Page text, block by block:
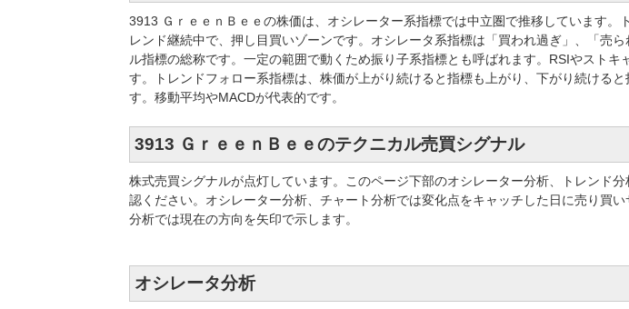
3913 ＧｒｅｅｎＢｅｅの株価は、オシレーター系指標では中立圏で推移しています。
レンド継続中で、押し目買いゾーンです。オシレータ系指標は「買われ過ぎ」、「売
ル指標の総称です。一定の範囲で動くため振り子系指標とも呼ばれます。RSIやストキ
す。トレンドフォロー系指標は、株価が上がり続けると指標も上がり、下がり続ける
す。移動平均やMACDが代表的です。
3913 ＧｒｅｅｎＢｅｅのテクニカル売買シグナル
株式売買シグナルが点灯しています。このページ下部のオシレーター分析、トレンド
認ください。オシレーター分析、チャート分析では変化点をキャッチした日に売り買
分析では現在の方向を矢印で示します。
オシレータ分析